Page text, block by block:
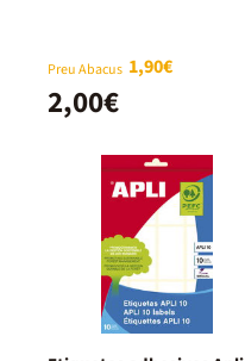
Preu Abacus 1,90€
2,00€